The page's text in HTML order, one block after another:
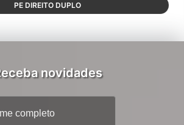
PE DIREITO DUPLO
novidades